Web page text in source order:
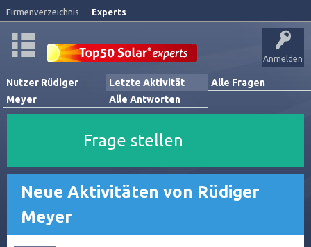
Firmenverzeichnis Experts
Anmelden
Nutzer Rüdiger
Meyer
Letzte Aktivität
Alle Fragen
Alle Antworten
Frage stellen
Neue Aktivitäten von Rüdiger
Meyer